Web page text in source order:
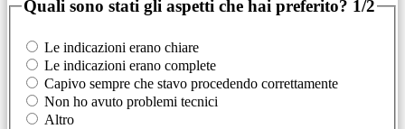
Quali sono stati gli aspetti che hai preferito? 1/2
Le indicazioni erano chiare
Le indicazioni erano complete
Capivo sempre che stavo procedendo correttamente
Non ho avuto problemi tecnici
Altro